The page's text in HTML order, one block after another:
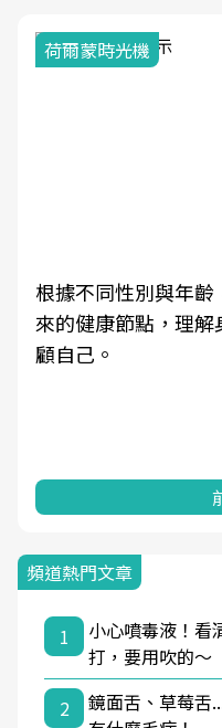
荷爾蒙時光機
根據不同性別與年
來的健康節點，理
顧自己。
頻道熱門文章
1
小心噴毒液！看
打，要用吹的～
2
鏡面舌、草莓舌